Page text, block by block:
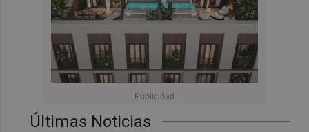
Últimas Noticias